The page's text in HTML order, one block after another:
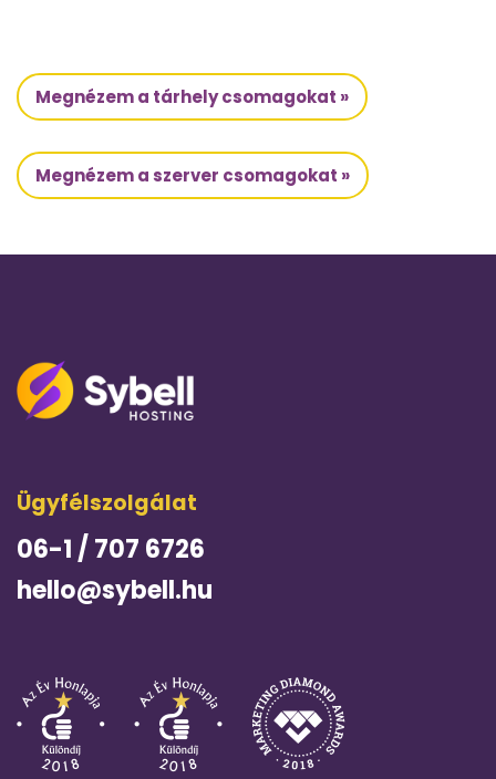
Megnézem a tárhely csomagokat »
Megnézem a szerver csomagokat »
Ügyfélszolgálat
06-1 / 707 6726
hello@sybell.hu